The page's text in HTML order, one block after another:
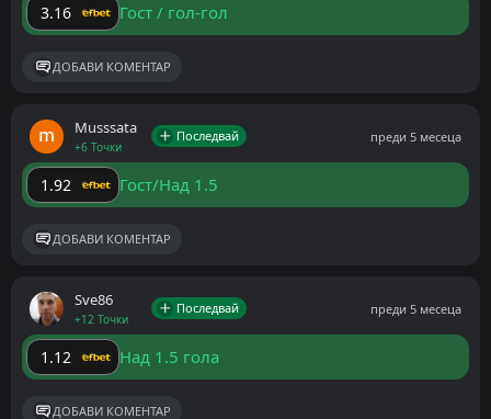
3.16 Гост / гол-гол
ДОБАВИ КОМЕНТАР
Musssata
+6 Точки
Последвай преди 5 месеца
1.92 Гост/Над 1.5
ДОБАВИ КОМЕНТАР
Sve86
+12 Точки
Последвай преди 5 месеца
1.12 Над 1.5 гола
ДОБАВИ КОМЕНТАР